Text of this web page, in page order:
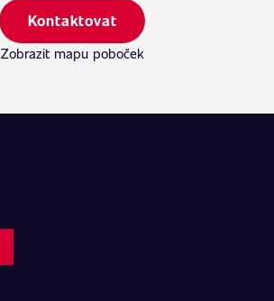
Kontaktovat
Zobrazit mapu poboček